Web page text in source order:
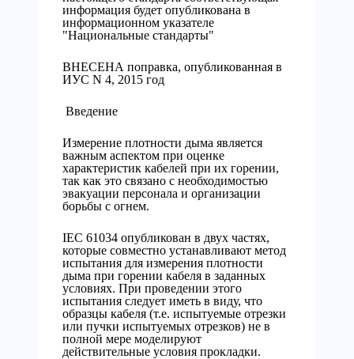
информация будет опубликована в
информационном указателе
"Национальные стандарты"
ВНЕСЕНА поправка, опубликованная в
ИУС N 4, 2015 год
Введение
Измерение плотности дыма является
важным аспектом при оценке
характеристик кабелей при их горении,
так как это связано с необходимостью
эвакуации персонала и организации
борьбы с огнем.
IEC 61034 опубликован в двух частях,
которые совместно устанавливают метод
испытания для измерения плотности
дыма при горении кабеля в заданных
условиях. При проведении этого
испытания следует иметь в виду, что
образцы кабеля (т.е. испытуемые отрезки
или пучки испытуемых отрезков) не в
полной мере моделируют
действительные условия прокладки.